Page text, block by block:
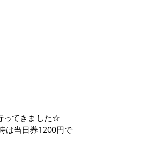
ってきました☆
は当日券1200円で